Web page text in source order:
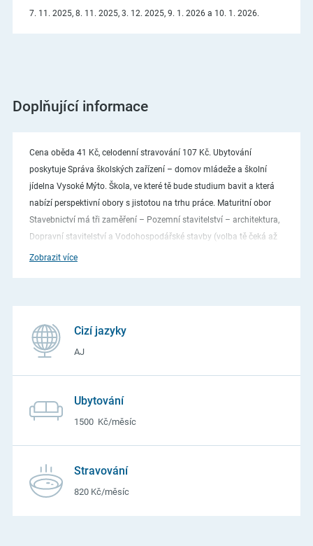
7. 11. 2025, 8. 11. 2025, 3. 12. 2025, 9. 1. 2026 a 10. 1. 2026.
Doplňující informace
Cena oběda 41 Kč, celodenní stravování 107 Kč. Ubytování
poskytuje Správa školských zařízení – domov mládeže a školní
jídelna Vysoké Mýto. Škola, ve které tě bude studium bavit a která
nabízí perspektivní obory s jistotou na trhu práce. Maturitní obor
Stavebnictví má tři zaměření – Pozemní stavitelství – architektura,
Dopravní stavitelství a Vodohospodářské stavby (volba tě čeká až
od 3. ročníku). Preferuješ raději řemeslo? Vyber si mezi truhlářem,
Zobrazit více
Cizí jazyky
AJ
Ubytování
1500 Kč/měsíc
Stravování
820 Kč/měsíc